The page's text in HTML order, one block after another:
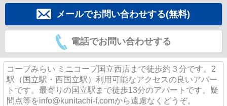
メールでお問い合わせする(無料)
電話でお問い合わせする
コープみらい ミニコープ国立西店まで徒歩約３分です。2
駅（国立駅・西国立駅）利用可能なアクセスの良いアパー
トです。最寄りの国立駅まで徒歩13分のアパートです。疑
問点等をinfo@kunitachi-f.comから遠慮なくどうぞ。